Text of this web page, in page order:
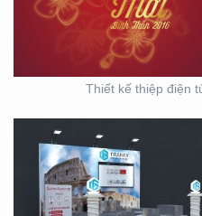
Thiết kế thiệp điện
(BOOTH TRANFA)
HỘI NGHỊ DA LIỄU